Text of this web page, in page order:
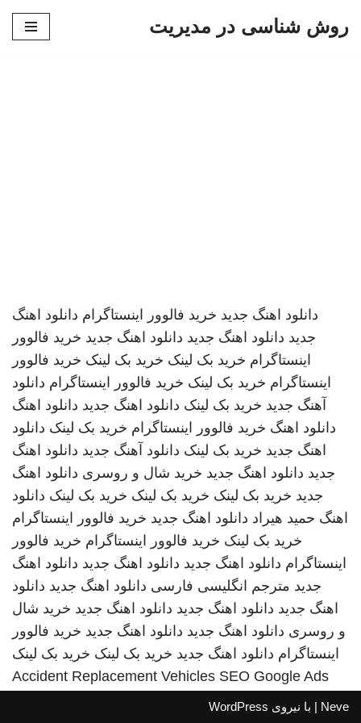
روش شناسی در مدیریت
دانلود اهنگ جدید خرید فالوور اینستاگرام دانلود اهنگ
جدید دانلود اهنگ جدید دانلود اهنگ جدید خرید فالوور
اینستاگرام خرید بک لینک خرید بک لینک خرید فالوور
اینستاگرام خرید بک لینک خرید فالوور اینستاگرام دانلود
آهنگ جدید خرید بک لینک دانلود اهنگ جدید دانلود اهنگ
دانلود اهنگ خرید فالوور اینستاگرام خرید بک لینک دانلود
اهنگ جدید خرید بک لینک دانلود آهنگ جدید دانلود اهنگ
جدید دانلود اهنگ جدید خرید شال و روسری دانلود اهنگ
جدید خرید بک لینک خرید بک لینک خرید بک لینک دانلود
اهنگ حمید هیراد دانلود اهنگ جدید خرید فالوور اینستاگرام
خرید بک لینک خرید فالوور اینستاگرام خرید فالوور
اینستاگرام دانلود اهنگ جدید دانلود اهنگ جدید دانلود اهنگ
جدید مترجم انگلیسی فارسی دانلود اهنگ جدید دانلود
اهنگ جدید دانلود اهنگ جدید دانلود اهنگ جدید خرید شال
و روسری دانلود اهنگ جدید دانلود اهنگ جدید خرید فالوور
اینستاگرام دانلود اهنگ جدید خرید بک لینک خرید بک لینک
Accident Replacement Vehicles SEO Google Ads
Neve | با نیروی WordPress